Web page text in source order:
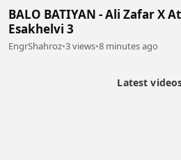
BALO BATIYAN - Ali Zafar X
Esakhelvi 3
EngrShahroz•3 views•8 minutes ago
Latest